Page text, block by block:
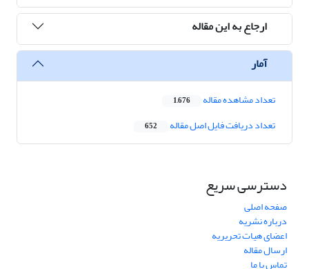
ارجاع به این مقاله
آمار
تعداد مشاهده مقاله 1,676
تعداد دریافت فایل اصل مقاله 652
دسترسی سریع
صفحه اصلی
درباره نشریه
اعضای هیات تحریریه
ارسال مقاله
تماس با ما